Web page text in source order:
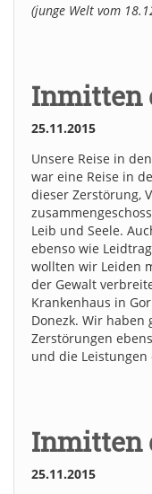
(junge Welt vom
Inmitten
25.11.2015
Unsere Reise in
war eine Reise in
dieser Zerstörung,
Leib und Seele.
ebenso wie
wollten wir Leiden
der Gewalt
Krankenhaus in
Donezk. Wir haben
Zerstörungen
und die Leistungen
Inmitten
25.11.2015